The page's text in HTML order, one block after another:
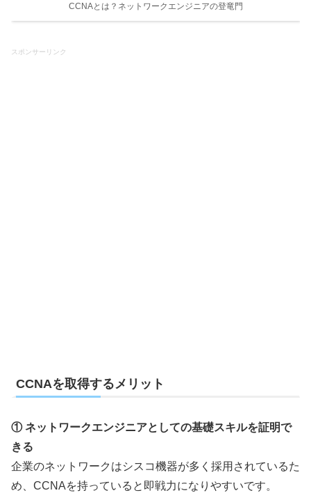
CCNAとは？ネットワークエンジニアの登竜門
スポンサーリンク
CCNAを取得するメリット
① ネットワークエンジニアとしての基礎スキルを証明で
きる
企業のネットワークはシスコ機器が多く採用されているた
め、CCNAを持っていると即戦力になりやすいです。